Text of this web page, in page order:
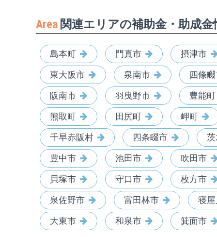
Area 関連エリアの補助金・助成金
島本町 門真市 摂津市
東大阪市 泉南市 四條
阪南市 羽曳野市 豊能町
熊取町 田尻町 岬町
千早赤阪村 四条畷市
豊中市 池田市 吹田市
貝塚市 守口市 枚方市
泉佐野市 富田林市 寝
大東市 和泉市 箕面市